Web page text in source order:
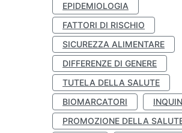
EPIDEMIOLOGIA
FATTORI DI RISCHIO
SICUREZZA ALIMENTARE
DIFFERENZE DI GENERE
TUTELA DELLA SALUTE
BIOMARCATORI
PROMOZIONE DELLA